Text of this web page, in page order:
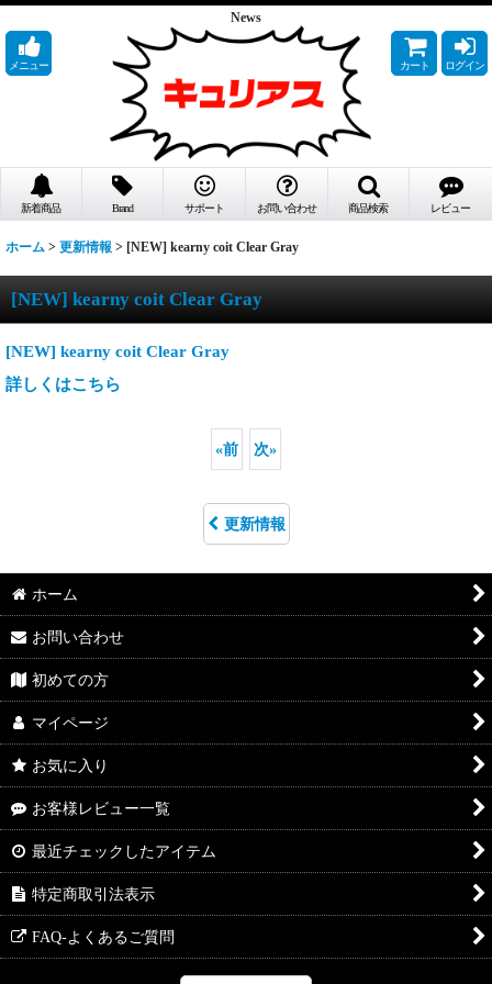
News
メニュー カート ログイン
新着商品 Brand サポート お問い合わせ 商品検索 レビュー
ホーム > 更新情報 > [NEW] kearny coit Clear Gray
[NEW] kearny coit Clear Gray
[NEW] kearny coit Clear Gray
詳しくはこちら
«前 次»
更新情報
ホーム
お問い合わせ
初めての方
マイページ
お気に入り
お客様レビュー一覧
最近チェックしたアイテム
特定商取引法表示
FAQ-よくあるご質問